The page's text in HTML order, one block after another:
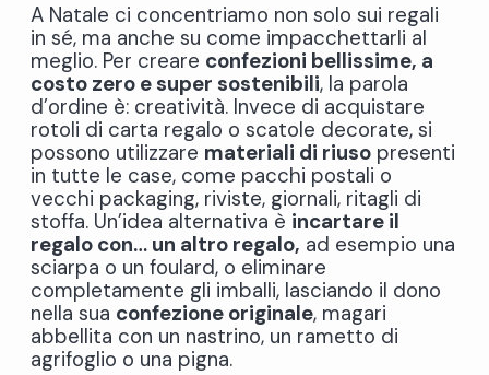
A Natale ci concentriamo non solo sui regali
in sé, ma anche su come impacchettarli al
meglio. Per creare confezioni bellissime, a
costo zero e super sostenibili, la parola
d’ordine è: creatività. Invece di acquistare
rotoli di carta regalo o scatole decorate, si
possono utilizzare materiali di riuso presenti
in tutte le case, come pacchi postali o
vecchi packaging, riviste, giornali, ritagli di
stoffa. Un’idea alternativa è incartare il
regalo con… un altro regalo, ad esempio una
sciarpa o un foulard, o eliminare
completamente gli imballi, lasciando il dono
nella sua confezione originale, magari
abbellita con un nastrino, un rametto di
agrifoglio o una pigna.